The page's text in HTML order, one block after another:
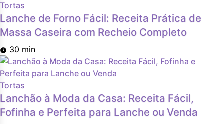
Tortas
Lanche de Forno Fácil: Receita Prática de
Massa Caseira com Recheio Completo
30 min
Tortas
Lanchão à Moda da Casa: Receita Fácil,
Fofinha e Perfeita para Lanche ou Venda